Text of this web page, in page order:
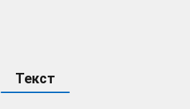
Текст